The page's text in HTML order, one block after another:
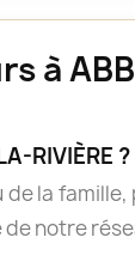
RIVIÈRE ?
la
notre